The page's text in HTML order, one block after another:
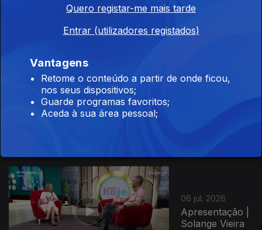
Apresentação |
06 jul. 2026
Apresentação |
Solange Vieira
Quero registar-me mais tarde
Entrar (utilizadores registados)
Vantagens
Retome o conteúdo a partir de onde ficou,
nos seus dispositivos;
Guarde programas favoritos;
Aceda à sua área pessoal;